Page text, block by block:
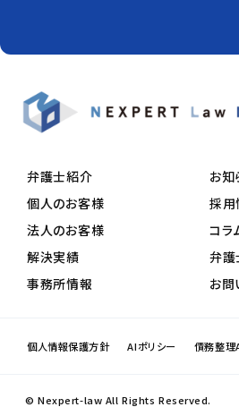
弁護士紹介
個人のお客様
法人のお客様
解決実績
事務所情報
お知
採用
コラ
弁護
お問
個人情報保護方針 AIポリシー 債務整理
© Nexpert-law All Rights Reserved.